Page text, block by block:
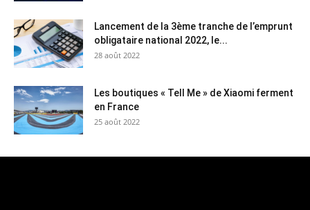
Lancement de la 3ème tranche de l’emprunt
obligataire national 2022, le...
28 août 2022
Les boutiques « Tell Me » de Xiaomi ferment
en France
25 août 2022